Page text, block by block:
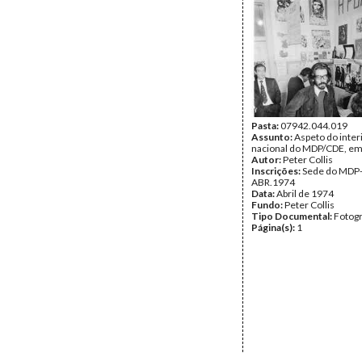
Pasta:07942.044.019
Assunto:Aspeto do
nacional do MDP/CDE,
Autor:Peter Collis
Inscrições:Sede do
ABR.1974
Data:Abril de 1974
Fundo:Peter Collis
Tipo Documental:
Página(s): 1